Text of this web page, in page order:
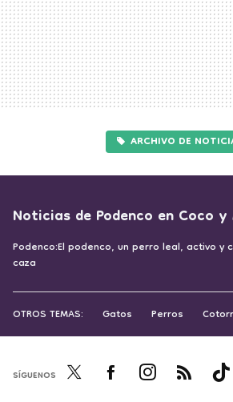
ARCHIVO DE
Noticias de Podenco en Coco
Podenco:El podenco, un perro leal, activo
caza
OTROS TEMAS: Gatos Perros
SÍGUENOS